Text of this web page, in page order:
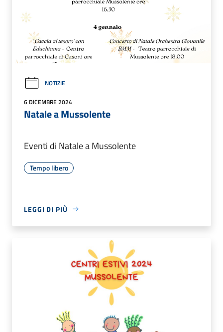
NOTIZIE
6 DICEMBRE 2024
Natale a Mussolente
Eventi di Natale a Mussolente
Tempo libero
LEGGI DI PIÙ